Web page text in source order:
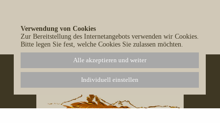
Alle Blog-Einträge anzeigen
Verwendung von Cookies
Zur Bereitstellung des Internetangebots verwenden wir Cookies.
Bitte legen Sie fest, welche Cookies Sie zulassen möchten.
Alle akzeptieren und weiter
Individuell einstellen